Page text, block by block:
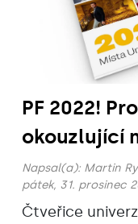
PF 2022!
okouzlující
Napsal(a): Martin
pátek, 31. prosinec
Čtveřice